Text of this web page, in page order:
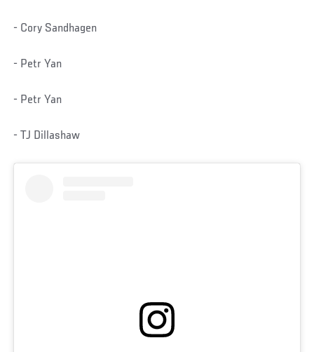
- Cory Sandhagen
- Petr Yan
- Petr Yan
- TJ Dillashaw